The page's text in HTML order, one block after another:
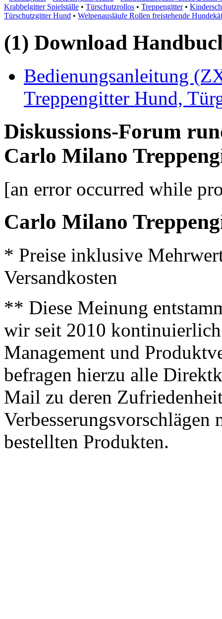
Krabbelgitter Spielställe • Türschutzrollos • Treppengitter•
Türschutzgitter Hund • Welpenausläufe Rollen freistehende
(1) Download
Bedienungsanleitung
Treppengitter Hund,
Diskussions-Forum
Carlo Milano
[an error occurred while
Carlo Milano
* Preise inklusive
Versandkosten
** Diese Meinung
wir seit 2010
Management und
befragen hierzu alle
Mail zu deren
bestellten Produkten.